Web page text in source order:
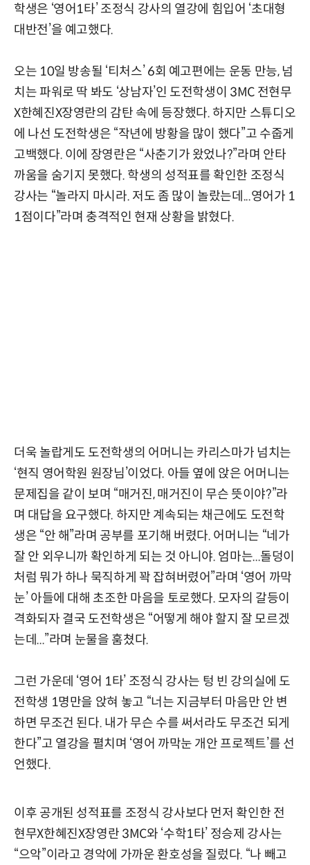
학생은 ‘영어1타’ 조정식 강사의 열강에 힘입어 ‘초대형
대반전’을 예고했다.
오는 10일 방송될 ‘티처스’ 6회 예고편에는 운동 만능, 넘
치는 파워로 딱 봐도 ‘상남자’인 도전학생이 3MC 전현무
X한혜진X장영란의 감탄 속에 등장했다. 하지만 스튜디오
에 나선 도전학생은 “작년에 방황을 많이 했다”고 수줍게
고백했다. 이에 장영란은 “사춘기가 왔었나?”라며 안타
까움을 숨기지 못했다. 학생의 성적표를 확인한 조정식
강사는 “놀라지 마시라. 저도 좀 많이 놀랐는데...영어가 1
1점이다”라며 충격적인 현재 상황을 밝혔다.
더욱 놀랍게도 도전학생의 어머니는 카리스마가 넘치는
‘현직 영어학원 원장님’이었다. 아들 옆에 앉은 어머니는
문제집을 같이 보며 “매거진, 매거진이 무슨 뜻이야?”라
며 대답을 요구했다. 하지만 계속되는 채근에도 도전학
생은 “안 해”라며 공부를 포기해 버렸다. 어머니는 “네가
잘 안 외우니까 확인하게 되는 것 아니야. 엄마는...돌덩이
처럼 뭐가 하나 묵직하게 꽉 잡혀버렸어”라며 ‘영어 까막
눈’ 아들에 대해 초조한 마음을 토로했다. 모자의 갈등이
격화되자 결국 도전학생은 “어떻게 해야 할지 잘 모르겠
는데...”라며 눈물을 훔쳤다.
그런 가운데 ‘영어 1타’ 조정식 강사는 텅 빈 강의실에 도
전학생 1명만을 앉혀 놓고 “너는 지금부터 마음만 안 변
하면 무조건 된다. 내가 무슨 수를 써서라도 무조건 되게
한다”고 열강을 펼치며 ‘영어 까막눈 개안 프로젝트’를 선
언했다.
이후 공개된 성적표를 조정식 강사보다 먼저 확인한 전
현무X한혜진X장영란 3MC와 ‘수학1타’ 정승제 강사는
“으악”이라고 경악에 가까운 환호성을 질렀다. “나 빼고